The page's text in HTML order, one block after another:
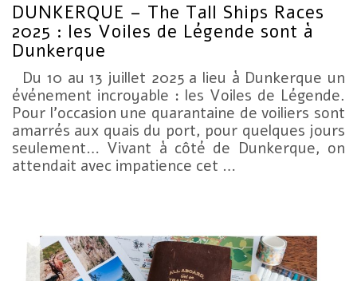
DUNKERQUE – The Tall Ships Races
2025 : les Voiles de Légende sont à
Dunkerque
Du 10 au 13 juillet 2025 a lieu à Dunkerque un
événement incroyable : les Voiles de Légende.
Pour l’occasion une quarantaine de voiliers sont
amarrés aux quais du port, pour quelques jours
seulement… Vivant à côté de Dunkerque, on
attendait avec impatience cet …